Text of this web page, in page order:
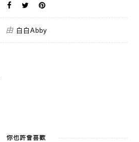
由 白白Abby
你也許會喜歡